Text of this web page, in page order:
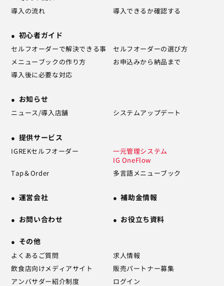
導入の流れ 導入できるか確認する
初心者ガイド
セルフオーダーで解決できる事
セルフオーダーの選び方
メニューブックの作り方
お申込みから納品まで
導入後に必要な対応
お知らせ
ニュース/導入店舗 システムアップデート
提供サービス
IGREKセルフオーダー
一元管理システム
IG OneFlow
Tap＆Order
多言語メニューブック
運営会社 補助金情報
お問い合わせ お役立ち資料
その他
よくあるご質問
求人情報
飲食店向けメディアサイト
販売パートナー募集
アンバサダー紹介制度
ログイン